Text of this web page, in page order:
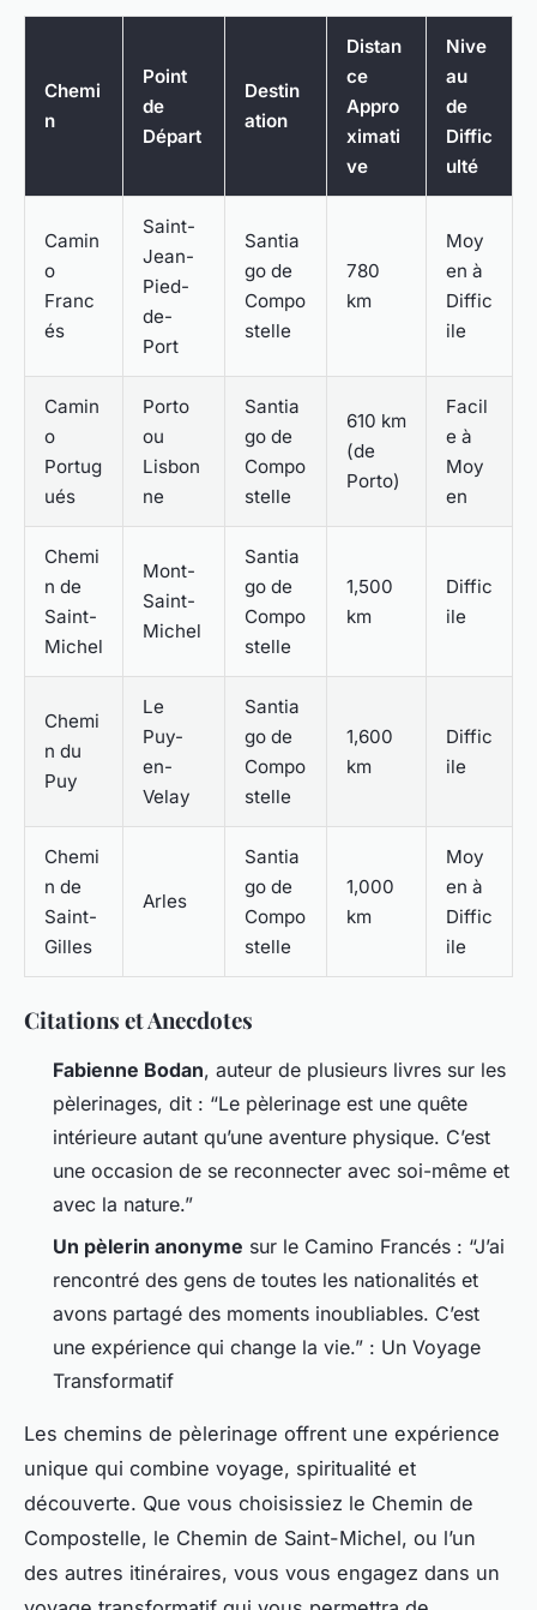
Chemi
n
Point
de
Départ
Destin
ation
Distan
ce
Appro
ximati
ve
Nive
au
de
Diffic
ulté
Camin
o
Franc
és
Saint-
Jean-
Pied-
de-
Port
Santia
go de
Compo
stelle
780
km
Moy
en à
Diffic
ile
Camin
o
Portug
ués
Porto
ou
Lisbon
ne
Santia
go de
Compo
stelle
610 km
(de
Porto)
Facil
e à
Moy
en
Chemi
n de
Saint-
Michel
Mont-
Saint-
Michel
Santia
go de
Compo
stelle
1,500
km
Diffic
ile
Chemi
n du
Puy
Le
Puy-
en-
Velay
Santia
go de
Compo
stelle
1,600
km
Diffic
ile
Chemi
n de
Saint-
Gilles
Arles
Santia
go de
Compo
stelle
1,000
km
Moy
en à
Diffic
ile
Citations et Anecdotes
Fabienne Bodan, auteur de plusieurs livres sur les
pèlerinages, dit : “Le pèlerinage est une quête
intérieure autant qu’une aventure physique. C’est
une occasion de se reconnecter avec soi-même et
avec la nature.”
Un pèlerin anonyme sur le Camino Francés : “J’ai
rencontré des gens de toutes les nationalités et
avons partagé des moments inoubliables. C’est
une expérience qui change la vie.” : Un Voyage
Transformatif
Les chemins de pèlerinage offrent une expérience
unique qui combine voyage, spiritualité et
découverte. Que vous choisissiez le Chemin de
Compostelle, le Chemin de Saint-Michel, ou l’un
des autres itinéraires, vous vous engagez dans un